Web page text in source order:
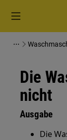
Die
nicht
Ausgabe
Die